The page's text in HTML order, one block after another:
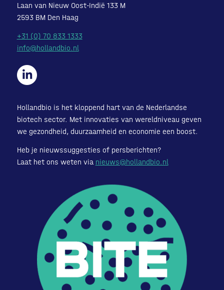
Laan van Nieuw Oost-Indië 133 M
2593 BM Den Haag
+31 (0) 70 833 1333
info@hollandbio.nl
Hollandbio is het kloppend hart van de Nederlandse
biotech sector. Met innovaties van wereldniveau geven
we gezondheid, duurzaamheid en economie een boost.
Heb je nieuwssuggesties of persberichten?
Laat het ons weten via nieuws@hollandbio.nl